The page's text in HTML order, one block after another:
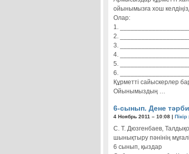
ойынымызға хош
Олар:
1.
2.
3.
4.
5.
6.
Құрметті сайыскерлер
Ойынымыздың …
6-сынып. Дене
4 Ноябрь 2011 – 10:08 |
С. Т. Дюзгенбаев,
шынықтыру пәнінің
6 сынып, қыздар